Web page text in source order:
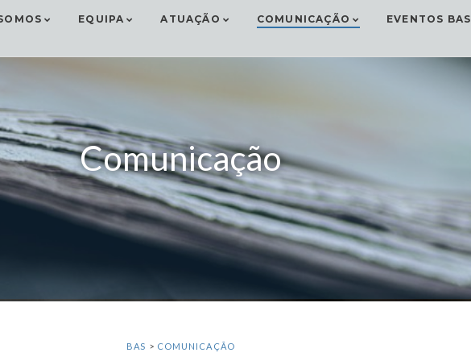
EQUIPA ATUAÇÃO COMUNICAÇÃO EVENTOS BAS
Comunicação
BAS > COMUNICAÇÃO